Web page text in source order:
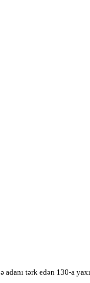
tərk edən 130-a